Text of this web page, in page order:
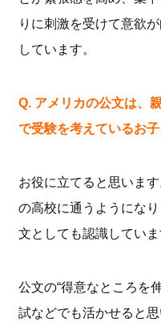
りに刺激を受けて意欲
しています。
Q. アメリカの公文は、
で受験を考えているお
お役に立てると思いま
の高校に通うようにな
文としても認識していま
公文の“得意なところを
試などでも活かせると